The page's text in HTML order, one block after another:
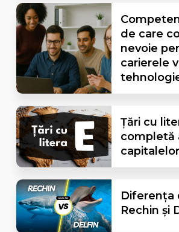
de care
nevoie
carierele
Țări cu
completă
capitalelor
Diferența
Rechin și